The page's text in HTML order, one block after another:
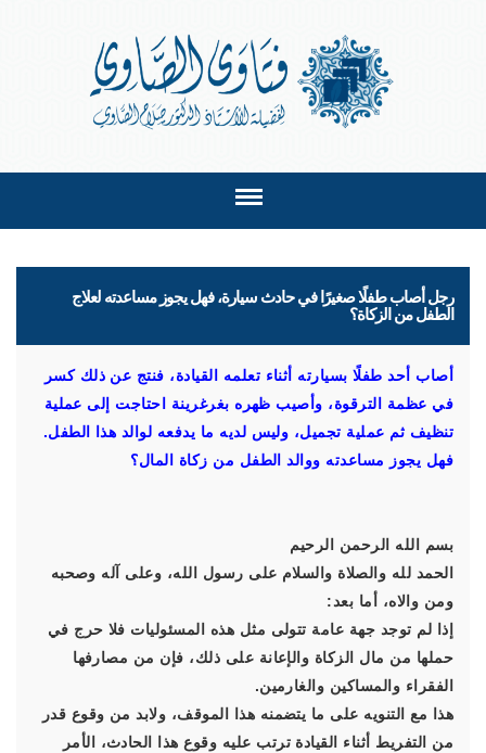
رجل أصاب طفلًا صغيرًا في حادث سيارة، فهل يجوز مساعدته لعلاج
الطفل من الزكاة؟
أصاب أحد طفلًا بسيارته أثناء تعلمه القيادة، فنتج عن ذلك كسر
في عظمة الترقوة، وأصيب ظهره بغرغرينة احتاجت إلى عملية
تنظيف ثم عملية تجميل، وليس لديه ما يدفعه لوالد هذا الطفل.
فهل يجوز مساعدته ووالد الطفل من زكاة المال؟
بسم الله الرحمن الرحيم
الحمد لله والصلاة والسلام على رسول الله، وعلى آله وصحبه
ومن والاه، أما بعد:
إذا لم توجد جهة عامة تتولى مثل هذه المسئوليات فلا حرج في
حملها من مال الزكاة والإعانة على ذلك، فإن من مصارفها
الفقراء والمساكين والغارمين.
هذا مع التنويه على ما يتضمنه هذا الموقف، ولابد من وقوع قدر
من التفريط أثناء القيادة ترتب عليه وقوع هذا الحادث، الأمر